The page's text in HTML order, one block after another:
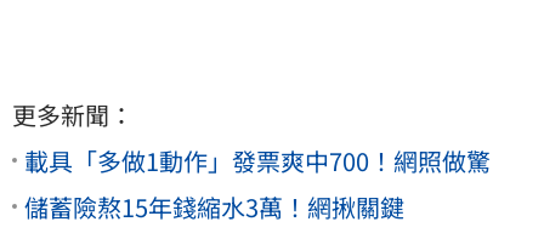
更多新聞：
載具「多做1動作」發票爽中700！網照做驚
儲蓄險熬15年錢縮水3萬！網揪關鍵